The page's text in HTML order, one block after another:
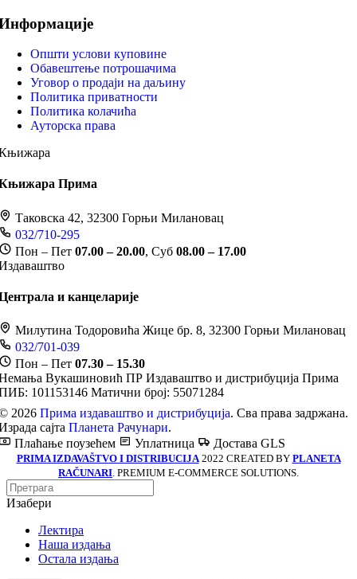
Општи услови куповине
Обавештење потрошачима
Уговор о продаји на даљину
Политика приватности
Политика колачића
Ауторска права
Прима
Таковска 42, 32300 Горњи Милановац
032/710-295
Пон – Пет 07.00 – 20.00, Суб 08.00 – 17.00
и канцеларије
Милутина Тодоровића Жице бр. 8, 32300 Горњи Милановац
032/701-039
Пон – Пет 07.30 – 15.30
Вукашиновић ПР Издаваштво и дистрибуција Прима
101153146 Матични број: 55071284
2026 Прима издаваштво и дистрибуција. Сва права задржана.
сајта Планета Рачунари.
Плаћање поузећем
Уплатница Достава GLS
PRIMA IZDAVAŠTVO I DISTRIBUCIJA 2022 CREATED BY PLANETA
RAČUNARI. PREMIUM E-COMMERCE SOLUTIONS.
Изабери
Лектира
Наша издања
Остала издања